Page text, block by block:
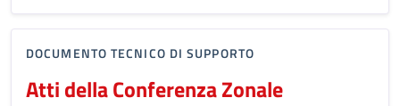
DOCUMENTO TECNICO DI SUPPORTO
Atti della Conferenza Zonale